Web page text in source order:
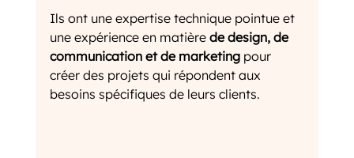
Ils ont une expertise technique pointue et
une expérience en matière de design, de
communication et de marketing pour
créer des projets qui répondent aux
besoins spécifiques de leurs clients.